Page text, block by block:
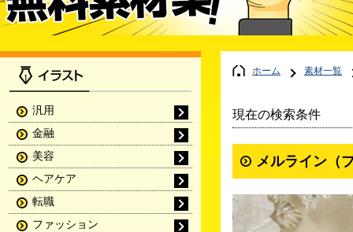
ホーム 素材一覧
現在の検索条件
メルライン（
汎用
金融
美容
ヘアケア
転職
ファッション